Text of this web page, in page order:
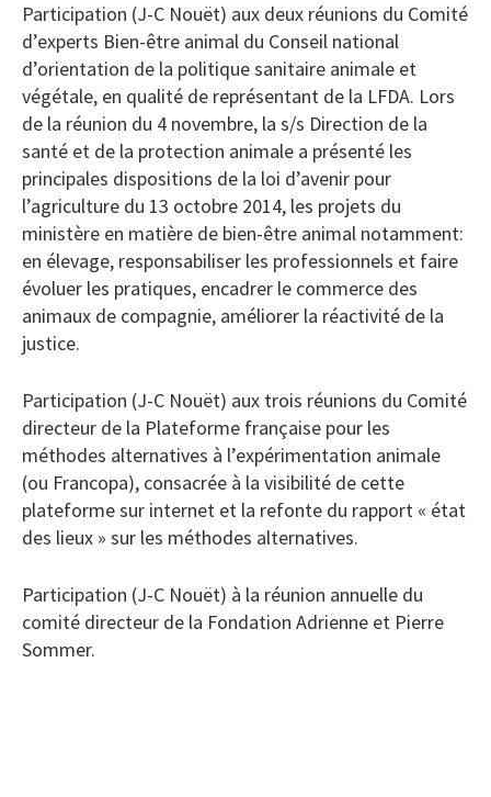
Participation (J-C Nouët) aux deux réunions du Comité
d’experts Bien-être animal du Conseil national
d’orientation de la politique sanitaire animale et
végétale, en qualité de représentant de la LFDA. Lors
de la réunion du 4 novembre, la s/s Direction de la
santé et de la protection animale a présenté les
principales dispositions de la loi d’avenir pour
l’agriculture du 13 octobre 2014, les projets du
ministère en matière de bien-être animal notamment:
en élevage, responsabiliser les professionnels et faire
évoluer les pratiques, encadrer le commerce des
animaux de compagnie, améliorer la réactivité de la
justice.
Participation (J-C Nouët) aux trois réunions du Comité
directeur de la Plateforme française pour les
méthodes alternatives à l’expérimentation animale
(ou Francopa), consacrée à la visibilité de cette
plateforme sur internet et la refonte du rapport « état
des lieux » sur les méthodes alternatives.
Participation (J-C Nouët) à la réunion annuelle du
comité directeur de la Fondation Adrienne et Pierre
Sommer.